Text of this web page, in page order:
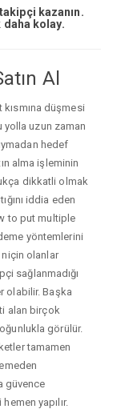
kazanın.
kolay.
Al
düşmesi
yolla uzun zaman
hedef
alma işleminin
dikkatli olmak
iddia eden
to put multiple
yöntemlerini
niçin olanlar
sağlanmadığı
olabilir. Başka
alan birçok
görülür.
tamamen
güvence
yapılır.